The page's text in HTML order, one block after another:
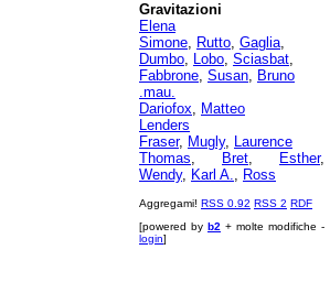
Gravitazioni
Elena
Simone, Rutto, Gaglia,
Dumbo, Lobo, Sciasbat,
Fabbrone, Susan, Bruno
.mau.
Dariofox, Matteo
Lenders
Fraser, Mugly, Laurence
Thomas, Bret, Esther,
Wendy, Karl A., Ross
Aggregami! RSS 0.92 RSS 2 RDF
[powered by b2 + molte modifiche -
login]